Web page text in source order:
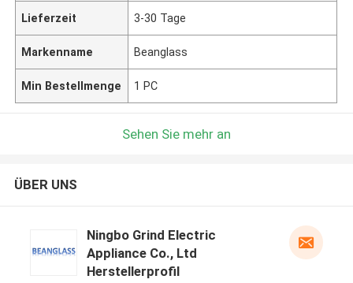
Lieferzeit 3-30 Tage
Markenname Beanglass
Min Bestellmenge 1 PC
Sehen Sie mehr an
ÜBER UNS
Ningbo Grind Electric
Appliance Co., Ltd
Herstellerprofil